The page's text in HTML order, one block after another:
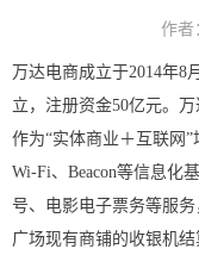
作
万达电商成立于2014年
立，注册资金50亿元。
作为“实体商业＋互联网
Wi-Fi、Beacon等信息化
号、电影电子票务等服
广场现有商铺的收银机